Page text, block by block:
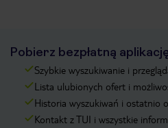
Pobierz bezpłatną
Szybkie wyszukiwanie i
Lista ulubionych ofert i
Historia wyszukiwań i ostatnio
Kontakt z TUI i wszystkie